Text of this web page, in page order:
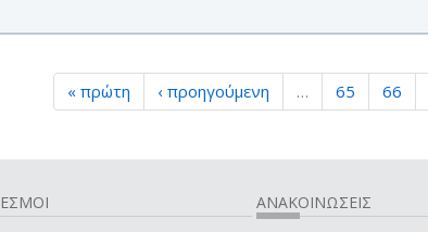
« πρώτη ‹ προηγούμενη … 65 66
ΑΝΑΚΟΙΝΩΣΕΙΣ